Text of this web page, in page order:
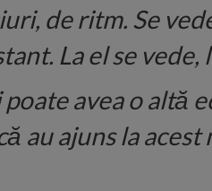
de ritm. Se
La el se
avea o altă
au ajuns la